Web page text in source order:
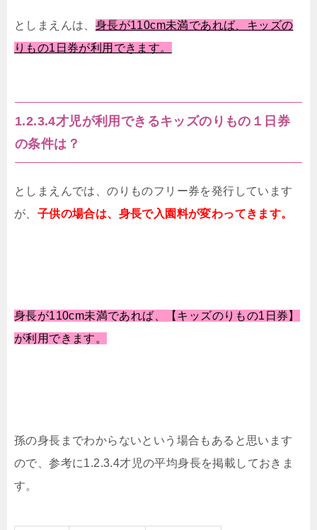
としまえんは、 身長が110cm未満であれば、キッズの
りもの1日券が利用できます。
1.2.3.4才児が利用できるキッズのりもの１日券
の条件は？
としまえんでは、のりものフリー券を発行しています
が、 子供の場合は、身長で入園料が変わってきます。
身長が110cm未満であれば、【キッズのりもの1日券】
が利用できます。
孫の身長までわからないという場合もあると思います
ので、参考に1.2.3.4才児の平均身長を掲載しておきま
す。